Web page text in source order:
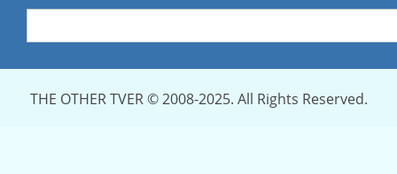
THE OTHER TVER © 2008-2025. All Rights Reserved.